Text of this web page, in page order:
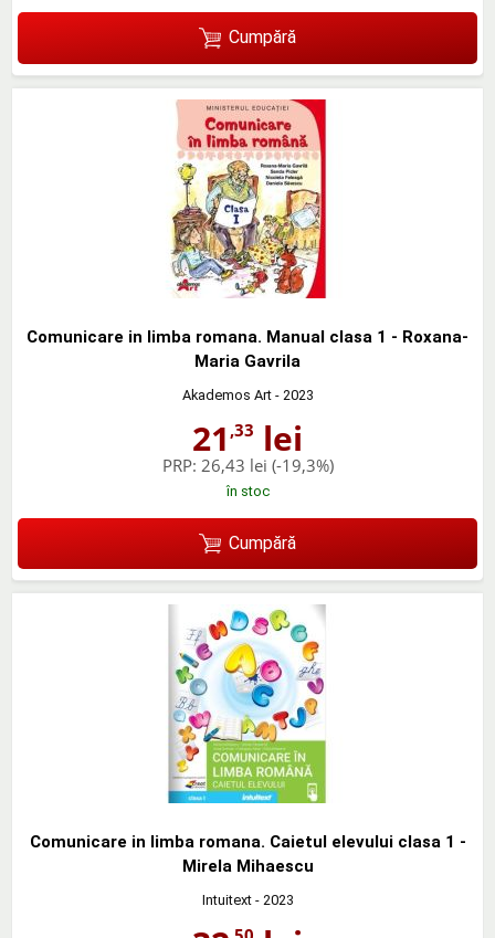
Cumpără
Comunicare in limba romana. Manual clasa 1 - Roxana-
Maria Gavrila
Akademos Art- 2023
21 ,33 lei
PRP: 26,43 lei (-19,3%)
în stoc
Cumpără
Comunicare in limba romana. Caietul elevului clasa 1 -
Mirela Mihaescu
Intuitext- 2023